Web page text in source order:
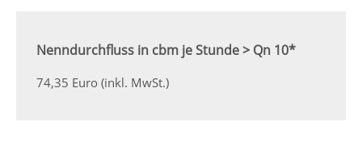
Nenndurchfluss in cbm je Stunde > Qn 10*
74,35 Euro (inkl. MwSt.)